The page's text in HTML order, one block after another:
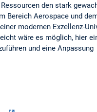
den stark
Bereich Aerospace und
modernen Exzellenz-
wäre es möglich, hier
und eine Anpassung